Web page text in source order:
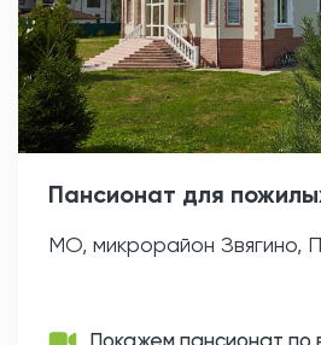
Пансионат для
МО, микрорайон Звягино,